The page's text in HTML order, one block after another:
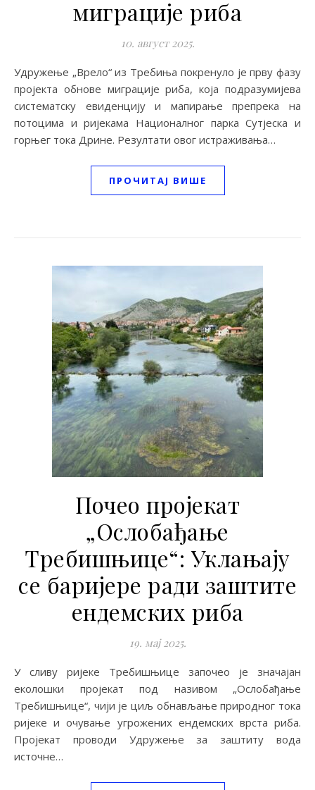
миграције риба
10. август 2025.
Удружење „Врело“ из Требиња покренуло је прву фазу
пројекта обнове миграције риба, која подразумијева
систематску евиденцију и мапирање препрека на
потоцима и ријекама Националног парка Сутјеска и
горњег тока Дрине. Резултати овог истраживања…
ПРОЧИТАЈ ВИШЕ
Почео пројекат
„Ослобађање
Требишњице“: Уклањају
се баријере ради заштите
ендемских риба
19. мај 2025.
У сливу ријеке Требишњице започео је значајан
еколошки пројекат под називом „Ослобађање
Требишњице“, чији је циљ обнављање природног тока
ријеке и очување угрожених ендемских врста риба.
Пројекат проводи Удружење за заштиту вода
источне…